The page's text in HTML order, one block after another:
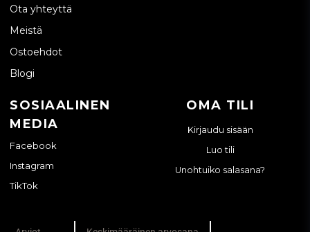
Ota yhteyttä
Meistä
Ostoehdot
Blogi
SOSIAALINEN
MEDIA
Facebook
Instagram
TikTok
OMA TILI
Kirjaudu sisään
Luo tili
Unohtuiko salasana?